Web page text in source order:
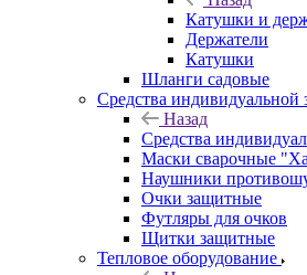
Катушки и
Держатели
Катушки
Шланги садовые
Средства индивидуальной
Назад
Средства
Маски сварочные
Наушники
Очки защитные
Футляры для очков
Щитки защитные
Тепловое оборудование